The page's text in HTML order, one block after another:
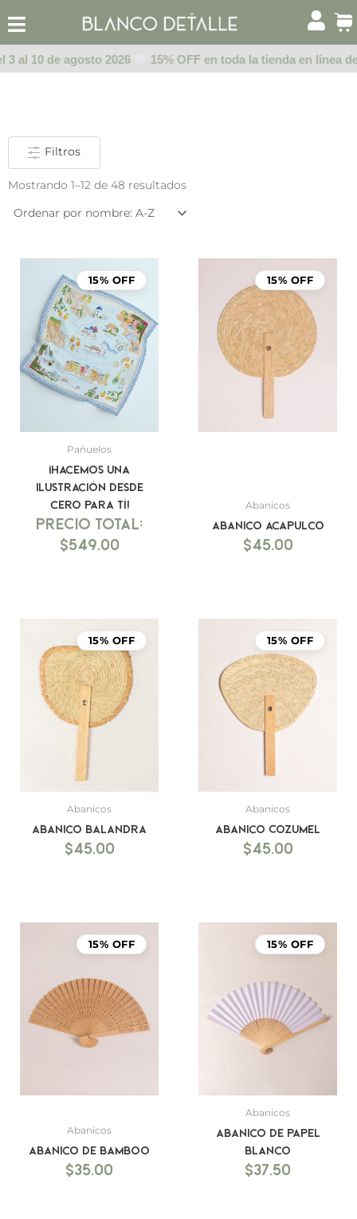
al
contenido
al 10 de agosto 2026 15% OFF en toda la tienda en línea
Filtros
Mostrando 1–12 de 48 resultados
15% OFF
Pañuelos
¡Hacemos una
ilustración desde
cero para tí!
$549.00
15% OFF
Abanicos
Abanico Acapulco
$45.00
15% OFF
Abanicos
Abanico Balandra
$45.00
15% OFF
Abanicos
Abanico Cozumel
$45.00
15% OFF
Abanicos
Abanico de bamboo
$35.00
15% OFF
Abanicos
Abanico de Papel
blanco
$37.50